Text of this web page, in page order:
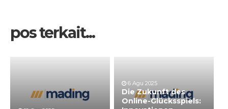
pos terkait...
6 Agu 2025
Die Zukunft des
Online-Glücksspiels: